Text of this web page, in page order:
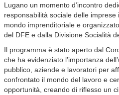
Lugano un momento d’incontro
responsabilità sociale delle
mondo imprenditoriale e
del DFE e dalla Divisione Socialità
Il programma è stato aperto dal
che ha evidenziato l’importanza
pubblico, aziende e lavoratori per
confrontato il mondo del lavoro e
opportunità, creando di riflesso un